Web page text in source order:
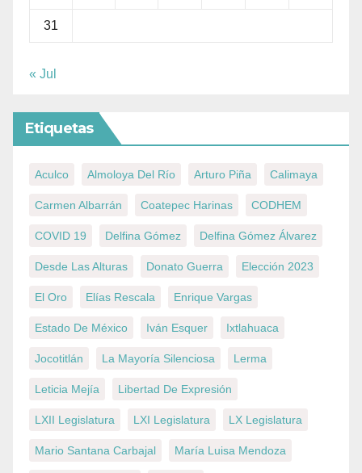
31
« Jul
Etiquetas
Aculco Almoloya Del Río Arturo Piña Calimaya
Carmen Albarrán Coatepec Harinas CODHEM
COVID 19 Delfina Gómez Delfina Gómez Álvarez
Desde Las Alturas Donato Guerra Elección 2023
El Oro Elías Rescala Enrique Vargas
Estado De México Iván Esquer Ixtlahuaca
Jocotitlán La Mayoría Silenciosa Lerma
Leticia Mejía Libertad De Expresión
LXII Legislatura LXI Legislatura LX Legislatura
Mario Santana Carbajal María Luisa Mendoza